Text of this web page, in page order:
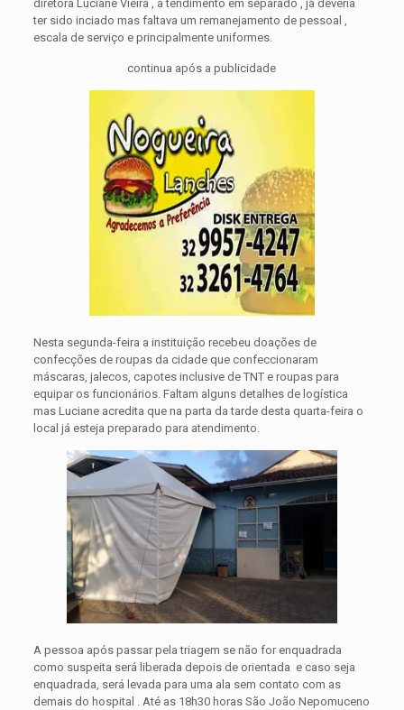
diretora Luciane Vieira , a tendimento em separado , já deveria
ter sido inciado mas faltava um remanejamento de pessoal ,
escala de serviço e principalmente uniformes.
continua após a publicidade
Nesta segunda-feira a instituição recebeu doações de
confecções de roupas da cidade que confeccionaram
máscaras, jalecos, capotes inclusive de TNT e roupas para
equipar os funcionários. Faltam alguns detalhes de logística
mas Luciane acredita que na parta da tarde desta quarta-feira o
local já esteja preparado para atendimento.
A pessoa após passar pela triagem se não for enquadrada
como suspeita será liberada depois de orientada e caso seja
enquadrada, será levada para uma ala sem contato com as
demais do hospital . Até as 18h30 horas São João Nepomuceno